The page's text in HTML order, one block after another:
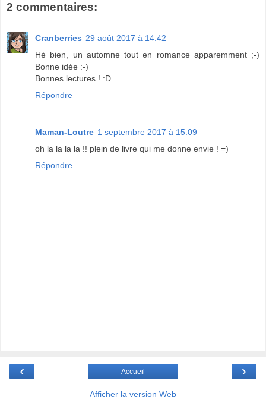
2 commentaires:
Cranberries 29 août 2017 à 14:42
Hé bien, un automne tout en romance apparemment ;-)
Bonne idée :-)
Bonnes lectures ! :D
Répondre
Maman-Loutre 1 septembre 2017 à 15:09
oh la la la la !! plein de livre qui me donne envie ! =)
Répondre
‹ ›
Accueil
Afficher la version Web